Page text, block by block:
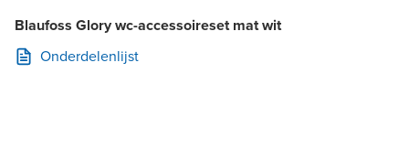
Blaufoss Glory wc-accessoireset mat wit
Onderdelenlijst